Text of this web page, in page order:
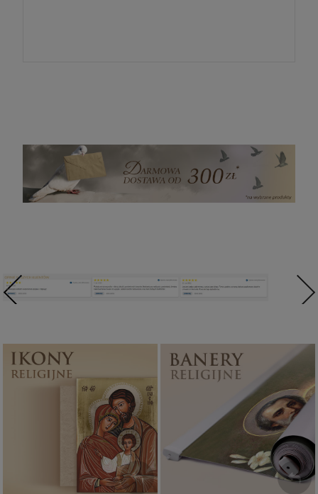
Ikony religijne
PONAD 400
WZORÓW
Banery religijne
ZOBACZ